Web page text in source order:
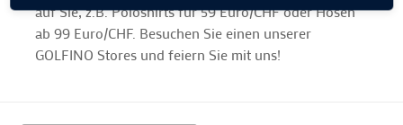
auf Sie, z.B. Poloshirts für 59 Euro/CHF oder Hosen
ab 99 Euro/CHF. Besuchen Sie einen unserer
GOLFINO Stores und feiern Sie mit uns!